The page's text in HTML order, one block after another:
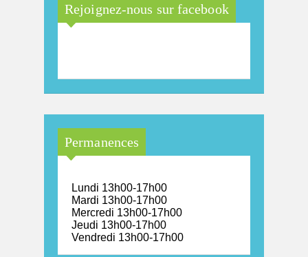
Rejoignez-nous sur facebook
Permanences
Lundi 13h00-17h00
Mardi 13h00-17h00
Mercredi 13h00-17h00
Jeudi 13h00-17h00
Vendredi 13h00-17h00